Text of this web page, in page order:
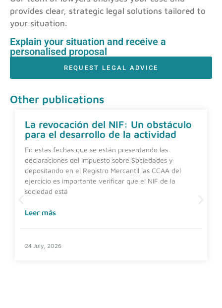
provides clear, strategic legal solutions tailored to
your situation.
Explain your situation and receive a
personalised proposal
REQUEST LEGAL ADVICE
Other publications
La revocación del NIF: Un obstáculo
para el desarrollo de la actividad
En estas fechas que se están presentando las
declaraciones del Impuesto sobre Sociedades y
depositando en el Registro Mercantil las CCAA del
ejercicio es importante verificar que el NIF de la
sociedad está
Leer más
24 July, 2026